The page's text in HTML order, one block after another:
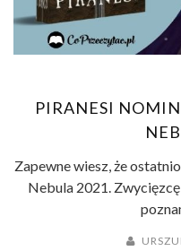
PIRANESI
Zapewne wiesz, że
Nebula 2021.